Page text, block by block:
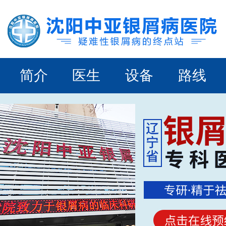
简介 医生 设备 路线